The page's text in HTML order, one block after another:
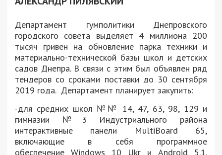
Департамент гумполитики Днепровского
городского совета выделяет 4 миллиона 200
тысяч гривен на обновление парка техники и
материально-технической базы школ и детских
садов Днепра. В связи с этим был объявлен ряд
тендеров со сроками поставки до 30 сентября
2019 года. Департамент планирует закупить:
-для средних школ №№ 14, 47, 63, 98, 129 и
гимназии №3 Индустриального района
интерактивные панели MultiBoard 65,
включающие в себя программное
обеспечение Windows 10 Ukr и Android 5.1.